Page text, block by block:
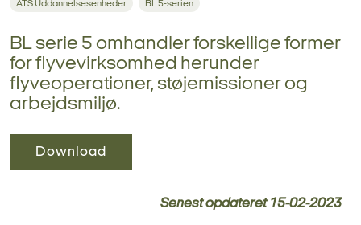
ATS Uddannelsesenheder BL 5-serien
BL serie 5 omhandler forskellige former
for flyvevirksomhed herunder
flyveoperationer, støjemissioner og
arbejdsmiljø.
Download
Senest opdateret 15-02-2023